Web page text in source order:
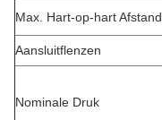
Max. Hart-op-hart Afstand
Aansluitflenzen
Nominale Druk